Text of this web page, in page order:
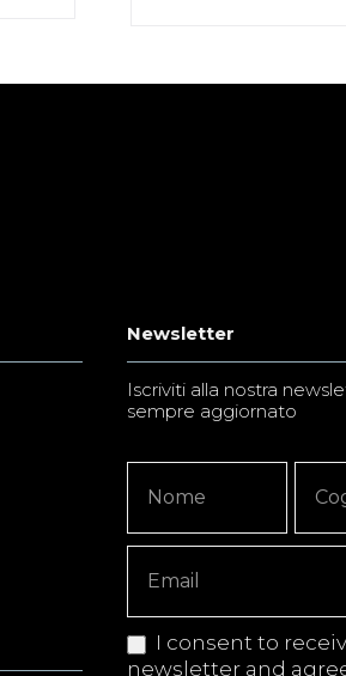
Newsletter
Iscriviti alla nostra
sempre aggiornato
Signup
Copy
I consent to
newsletter and